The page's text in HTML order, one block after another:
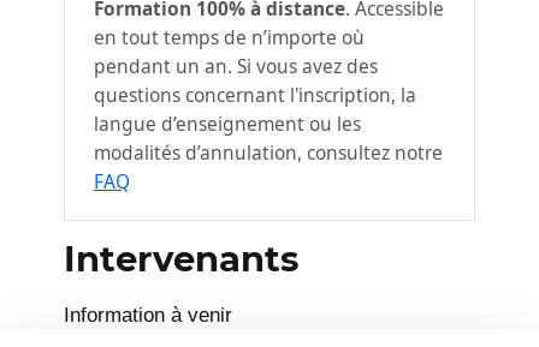
Déplacement dans un classeur
À savoir : Les aides à la saisie
Saisie de données
À savoir : La sélection, la copie, le
déplacement
Sélection et effacement de cellules
action
Largeur de colonne/hauteur de ligne
Formation 100% à distance. Accessible
en tout temps de n’importe où
pendant un an. Si vous avez des
questions concernant l'inscription, la
langue d’enseignement ou les
modalités d’annulation, consultez notre
FAQ
Intervenants
Information à venir